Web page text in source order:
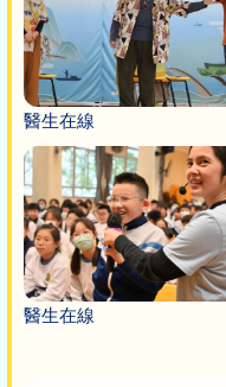
醫生在線
醫生在線